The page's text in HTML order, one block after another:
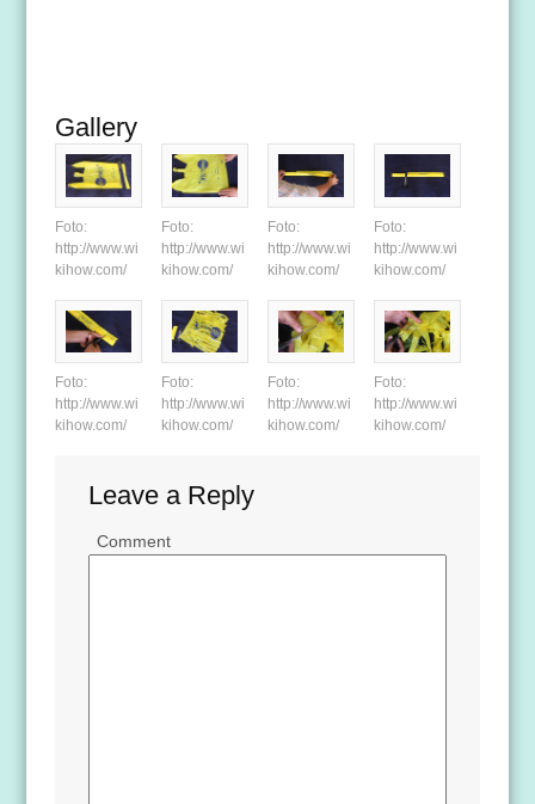
Gallery
Foto:
http://www.wi
kihow.com/
Foto:
http://www.wi
kihow.com/
Foto:
http://www.wi
kihow.com/
Foto:
http://www.wi
kihow.com/
Foto:
http://www.wi
kihow.com/
Foto:
http://www.wi
kihow.com/
Foto:
http://www.wi
kihow.com/
Foto:
http://www.wi
kihow.com/
Leave a Reply
Comment